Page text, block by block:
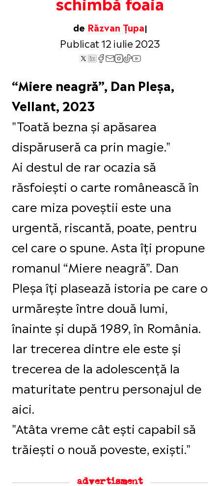
de Răzvan Țupa
Publicat 12 iulie 2023
“Miere neagră”, Dan Pleșa,
Vellant, 2023
"Toată bezna și apăsarea
dispăruseră ca prin magie."
Ai destul de rar ocazia să
răsfoiești o carte românească în
care miza poveștii este una
urgentă, riscantă, poate, pentru
cel care o spune. Asta îți propune
romanul “Miere neagră”. Dan
Pleșa îți plasează istoria pe care o
urmărește între două lumi,
înainte și după 1989, în România.
Iar trecerea dintre ele este și
trecerea de la adolescență la
maturitate pentru personajul de
aici.
"Atâta vreme cât ești capabil să
trăiești o nouă poveste, exiști."
advertisment